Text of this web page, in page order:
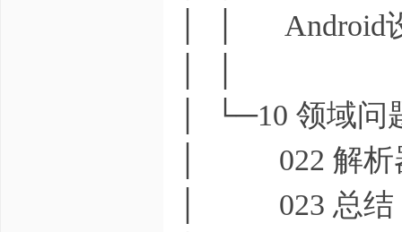
│ │ Android设
│ └─10 领域问
│ 022 解析
│ 023 总结